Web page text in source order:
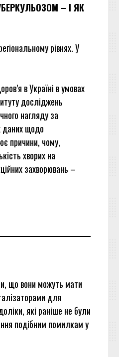
– І ЯК
рівнях. У
в Україні в умовах
досліджень
нагляду за
даних щодо
причини, чому,
хворих на
захворювань –
що вони можуть мати
для
які раніше не були
подібним помилкам у